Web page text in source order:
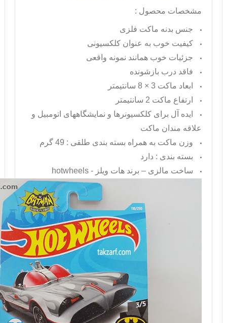
مشخصات محصول :
جنس بدنه ماکت فلزی
کیفیت خوب به عنوان کلکسیونی
جزئیات خوب همانند نمونه واقعی
فاقد درب بازشونده
ابعاد ماکت 3 × 8 سانتیمتر
ارتفاع ماکت 2 سانتیمتر
ایده آل برای کلکسیونرها و نمایشگاههای اتومبیل و
علاقه مندان ماکت
وزن ماکت به همراه بسته بندی طلقی : 49 گرم
بسته بندی : دارد
ساخت مالزی – برند هات ویلز - hotwheels